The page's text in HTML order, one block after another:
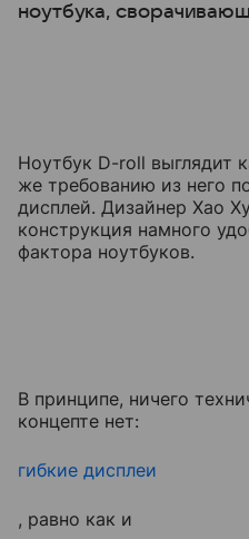
ноутбука,
Ноутбук D-roll выглядит
же требованию из него
дисплей. Дизайнер Хао
конструкция намного
фактора ноутбуков.
В принципе, ничего
концепте нет:
гибкие дисплеи
, равно как и